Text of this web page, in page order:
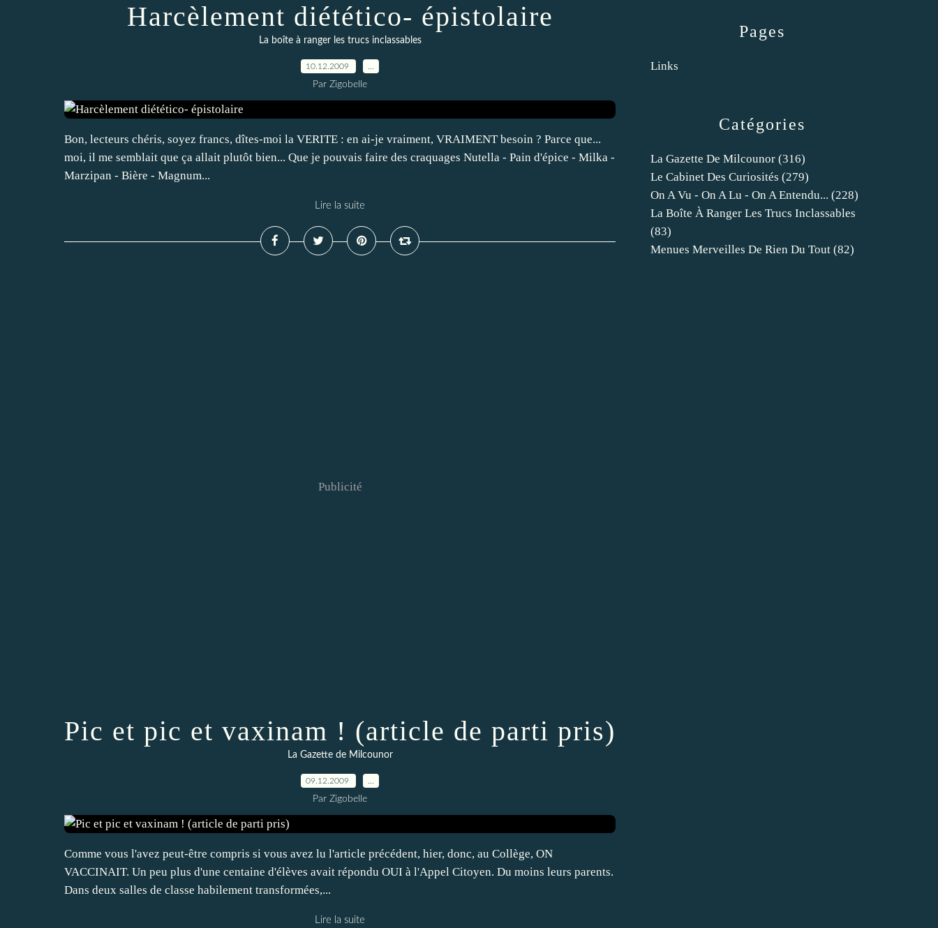
Harcèlement diétético- épistolaire
La boîte à ranger les trucs inclassables
10.12.2009
Par Zigobelle
Bon, lecteurs chéris, soyez francs, dîtes-moi la VERITE : en ai-je vraiment, VRAIMENT besoin ? Parce que...
moi, il me semblait que ça allait plutôt bien... Que je pouvais faire des craquages Nutella - Pain d'épice - Milka -
Marzipan - Bière - Magnum...
Lire la suite
Publicité
Pic et pic et vaxinam ! (article de parti pris)
La Gazette de Milcounor
09.12.2009
Par Zigobelle
Comme vous l'avez peut-être compris si vous avez lu l'article précédent, hier, donc, au Collège, ON
VACCINAIT. Un peu plus d'une centaine d'élèves avait répondu OUI à l'Appel Citoyen. Du moins leurs parents.
Dans deux salles de classe habilement transformées,...
Lire la suite
Catégories
La Gazette De Milcounor (316)
Le Cabinet Des Curiosités (279)
On A Vu - On A Lu - On A Entendu... (228)
La Boîte À Ranger Les Trucs Inclassables
(83)
Menues Merveilles De Rien Du Tout (82)
Pages
Links